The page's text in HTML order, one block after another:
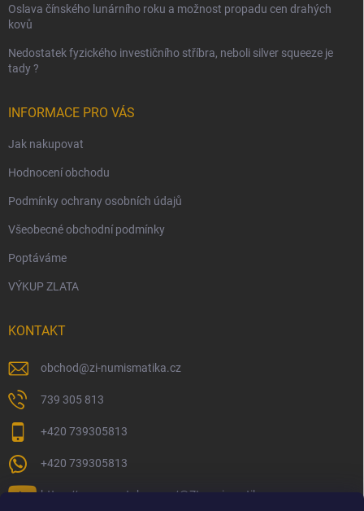
Oslava čínského lunárního roku a možnost propadu cen drahých
kovů
Nedostatek fyzického investičního stříbra, neboli silver squeeze je
tady ?
INFORMACE PRO VÁS
Jak nakupovat
Hodnocení obchodu
Podmínky ochrany osobních údajů
Všeobecné obchodní podmínky
Poptáváme
VÝKUP ZLATA
KONTAKT
obchod@zi-numismatika.cz
739 305 813
+420 739305813
+420 739305813
https://www.youtube.com/@ZInumismatika